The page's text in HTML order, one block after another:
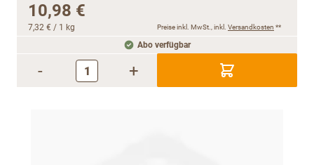
10,98 €
7,32 € / 1 kg Preise inkl. MwSt., inkl. Versandkosten **
Abo verfügbar
- +